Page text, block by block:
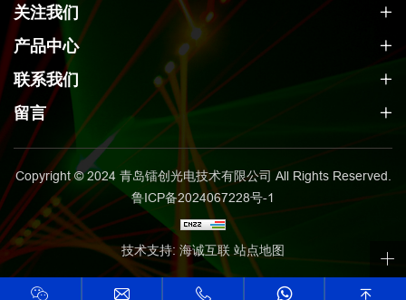
关注我们
产品中心
联系我们
留言
Copyright © 2024 青岛镭创光电技术有限公司 All Rights Reserved.
鲁ICP备2024067228号-1
技术支持: 海诚互联 站点地图